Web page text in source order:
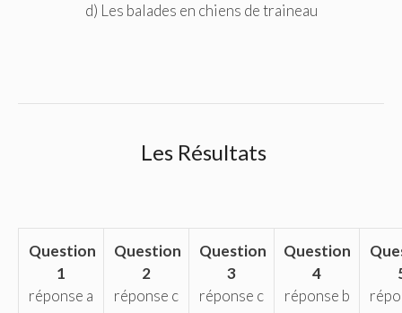
d) Les balades en chiens de traineau
Les Résultats
Question
1
réponse a
Question
2
réponse c
Question
3
réponse c
Question
4
réponse b